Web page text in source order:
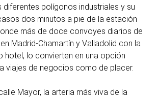
polígonos industriales y su
dos minutos a pie de la estación
más de doce convoyes diarios de
Madrid-Chamartín y Valladolid con la
hotel, lo convierten en una opción
viajes de negocios como de placer.
Mayor, la arteria más viva de la